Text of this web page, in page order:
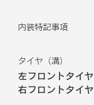
内装特記事項
タイヤ（溝）
左フロントタイヤ
右フロントタイヤ